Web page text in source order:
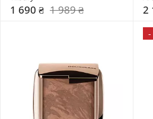
1 690 ₴ 1 989 ₴ 2
-